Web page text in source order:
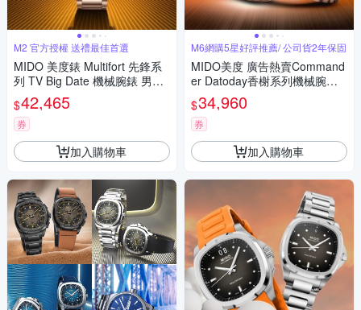
M2 官方授權 送禮最佳首選
MIDO 美度錶 Multifort 先鋒系
列 TV Big Date 機械腕錶 男錶-
M0495263304100/藍x玫瑰金
色40mm
$42,465
券
加入購物車
M6網購5星好評推薦/ 公司貨2年保固
MIDO美度 廣告熱賣Command
er Datoday香榭系列機械腕錶
玫瑰金綠面40㎜ M6(M021430
3309100)
$34,960
券
加入購物車